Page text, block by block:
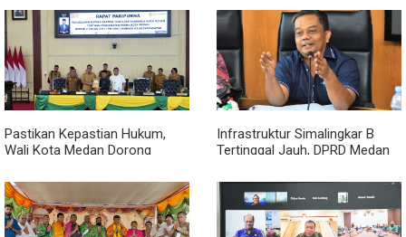
Berganti Wajah
Pemprov Sumut Berjalan
Sesuai Rencana
Pastikan Kepastian Hukum,
Wali Kota Medan Dorong
Kemasyarakatan
Infrastruktur Simalingkar B
Tertinggal Jauh, DPRD Medan
Khusus